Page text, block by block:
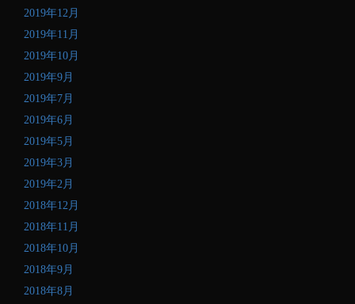
2019年12月
2019年11月
2019年10月
2019年9月
2019年7月
2019年6月
2019年5月
2019年3月
2019年2月
2018年12月
2018年11月
2018年10月
2018年9月
2018年8月